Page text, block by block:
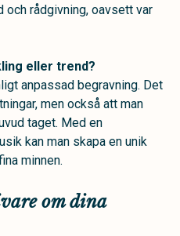
och rådgivning, oavsett var
eller trend?
anpassad begravning. Det
men också att man
taget. Med en
kan man skapa en unik
minnen.
om dina